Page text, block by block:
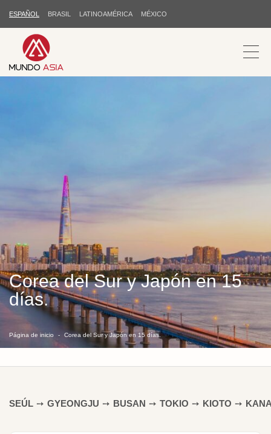
ESPAÑOL BRASIL LATINOAMÉRICA MÉXICO
Corea del Sur y Japón en 15
días.
Página de inicio Corea del Sur y Japón en 15 días.
SEÚL ➙ GYEONGJU ➙ BUSAN ➙ TOKIO ➙ KIOTO ➙